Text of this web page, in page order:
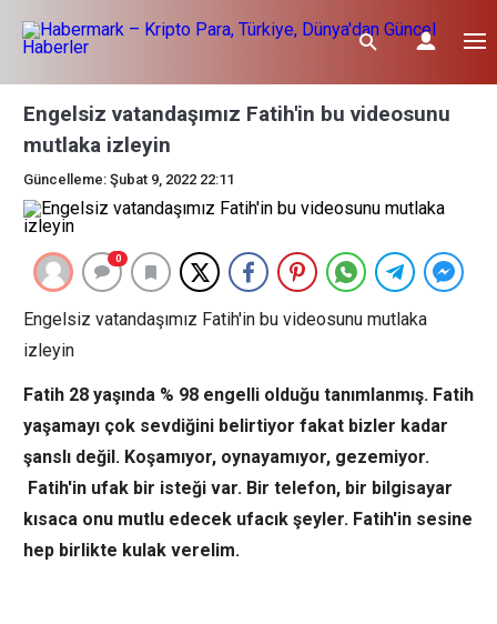
Engelsiz vatandaşımız Fatih'in bu videosunu
mutlaka izleyin
Güncelleme: Şubat 9, 2022 22:11
0
Engelsiz vatandaşımız Fatih'in bu videosunu mutlaka
izleyin
Fatih 28 yaşında % 98 engelli olduğu tanımlanmış. Fatih
yaşamayı çok sevdiğini belirtiyor fakat bizler kadar
şanslı değil. Koşamıyor, oynayamıyor, gezemiyor.
Fatih'in ufak bir isteği var. Bir telefon, bir bilgisayar
kısaca onu mutlu edecek ufacık şeyler. Fatih'in sesine
hep birlikte kulak verelim.